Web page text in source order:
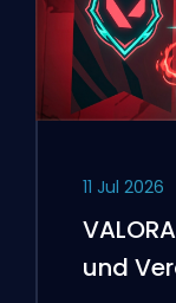
11 Jul 2026
und